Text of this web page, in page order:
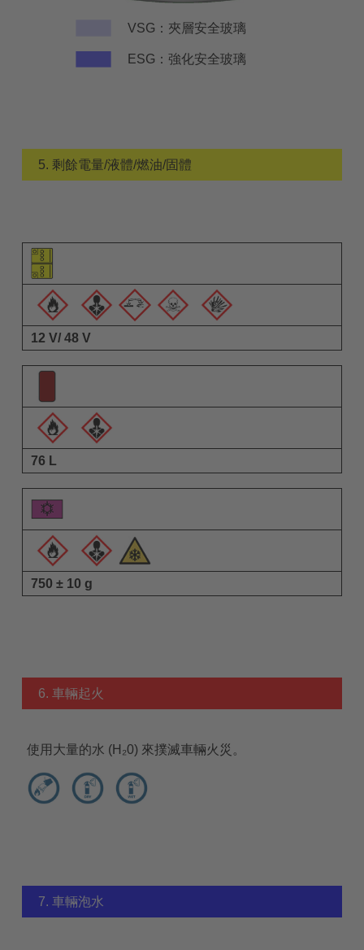
VSG：夾層安全玻璃
ESG：強化安全玻璃
5. 剩餘電量/液體/燃油/固體
元件圖示
警告圖示
說明
12 V/ 48 V
76 L
750 ± 10 g
6. 車輛起火
使用大量的水 (H₂0) 來撲滅車輛火災。
7. 車輛泡水